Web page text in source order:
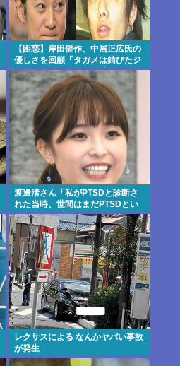
【困惑】岸田健作、中居正広氏の
優しさを回顧「タガメは錆びたジ
ャングルジムみたいな味」
渡邊渚さん「私がPTSDと診断さ
れた当時、世間はまだPTSDとい
う言葉は浸透されていませんでし
た」
レクサスによる なんかヤバい事故
が発生